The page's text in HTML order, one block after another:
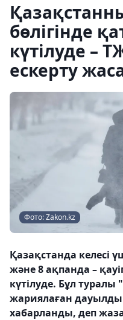
бөлігінде
күтілуде –
ескерту
Фото: Zakon.kz
Қазақстанда келесі
және 8 ақпанда –
күтілуде. Бұл
жариялаған дауылды
хабарланды, деп